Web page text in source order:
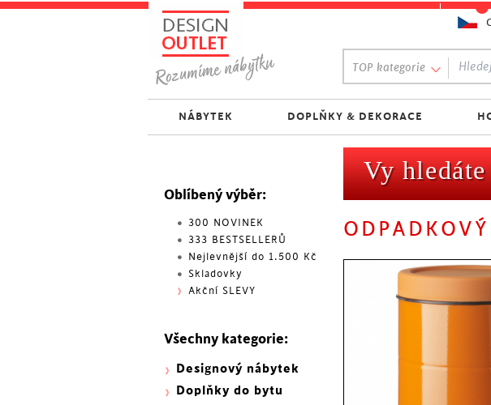
Vy
Oblíbený výběr:
300 NOVINEK
333 BESTSELLERŮ
Nejlevnější do 1.500 Kč
Skladovky
Akční SLEVY
Všechny kategorie:
Designový nábytek
Doplňky do bytu
TOP kategorie
NÁBYTEK DOPLŇKY & DEKORACE